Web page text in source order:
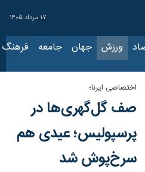
۱۷ مرداد ۱۴۰۵
ورزش جهان جامعه فرهنگ
اختصاصی ایرنا؛
صف گل‌گهری‌ها در
پرسپولیس؛ عیدی هم
سرخ‌پوش شد